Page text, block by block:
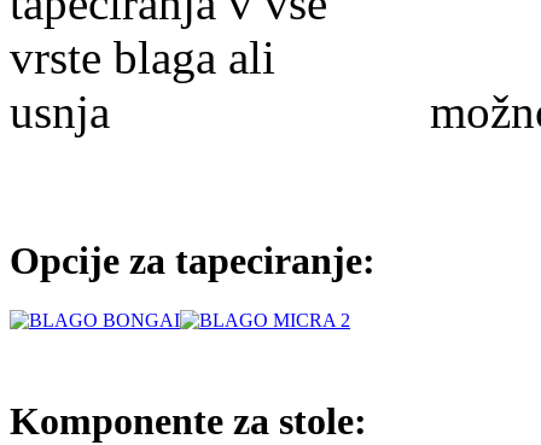
Opcije za tapeciranje:
Komponente za stole: